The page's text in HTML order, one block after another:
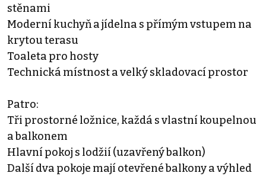
stěnami
Moderní kuchyň a jídelna s přímým vstupem na
krytou terasu
Toaleta pro hosty
Technická místnost a velký skladovací prostor
Patro:
Tři prostorné ložnice, každá s vlastní koupelnou
a balkonem
Hlavní pokoj s lodžií (uzavřený balkon)
Další dva pokoje mají otevřené balkony a výhled